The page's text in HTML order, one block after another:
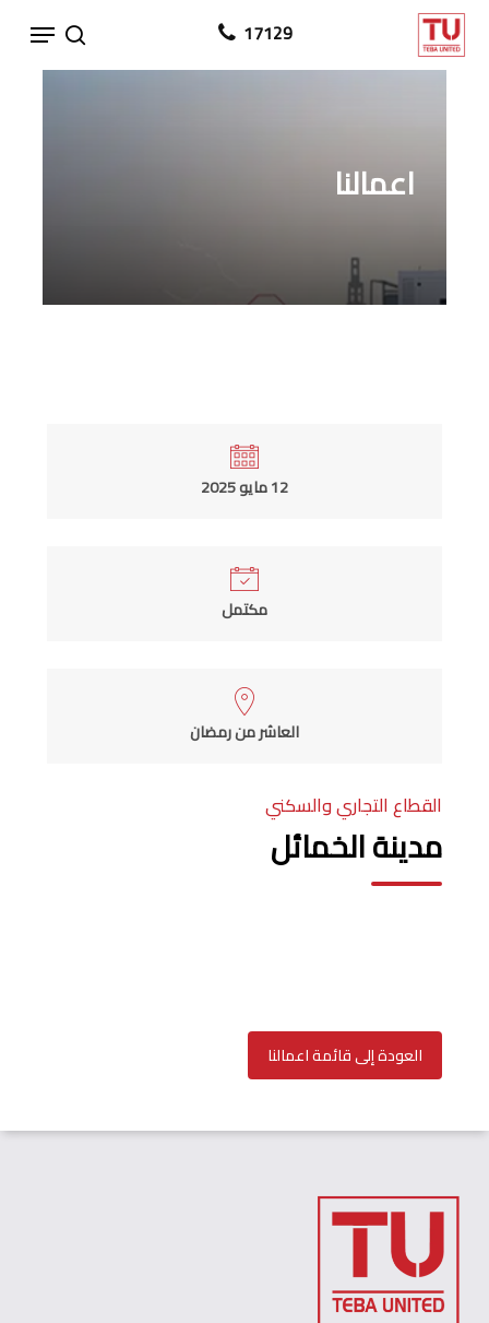
Skip
17129
search
Menu
اعمالنا
12 مايو 2025
مكتمل
العاشر من رمضان
القطاع التجاري والسكني
مدينة الخمائل
العودة إلى قائمة اعمالنا